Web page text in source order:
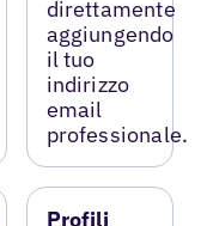
direttamente
aggiungendo
il tuo
indirizzo
email
professionale.
Profili